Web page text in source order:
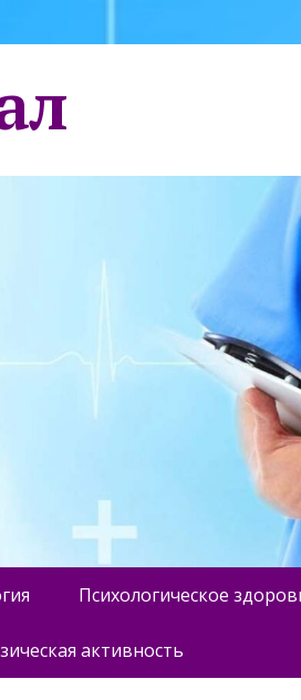
Психологическое
активность